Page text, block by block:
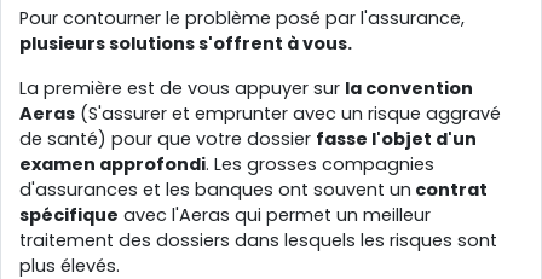
Pour contourner le problème posé par l'assurance,
plusieurs solutions s'offrent à vous.
La première est de vous appuyer sur la convention
Aeras (S'assurer et emprunter avec un risque aggravé
de santé) pour que votre dossier fasse l'objet d'un
examen approfondi. Les grosses compagnies
d'assurances et les banques ont souvent un contrat
spécifique avec l'Aeras qui permet un meilleur
traitement des dossiers dans lesquels les risques sont
plus élevés.